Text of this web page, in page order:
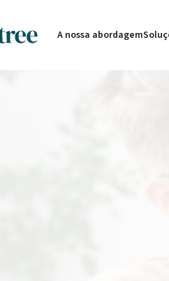
A nossa abordagem